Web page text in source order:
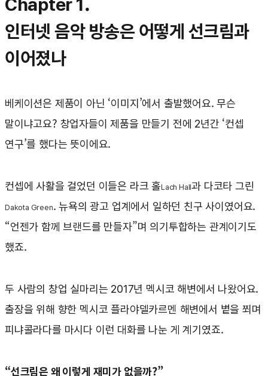
인터넷 음악 방송은 어떻게 선크림과
이어졌나
베케이션은 제품이 아닌 ‘이미지’에서 출발했어요. 무슨
말이냐고요? 창업자들이 제품을 만들기 전에 2년간 ‘컨셉
연구’를 했다는 뜻이에요.
컨셉에 사활을 걸었던 이들은 라크 홀Lach Hall과 다코타 그린
Dakota Green. 뉴욕의 광고 업계에서 일하던 친구 사이였어요.
“언젠가 함께 브랜드를 만들자”며 의기투합하는 관계이기도
했죠.
두 사람의 창업 실마리는 2017년 멕시코 해변에서 나왔어요.
출장을 위해 향한 멕시코 플라야델카르멘 해변에서 볕을 쬐며
피냐콜라다를 마시다 이런 대화를 나눈 게 계기였죠.
“선크림은 왜 이렇게 재미가 없을까?”